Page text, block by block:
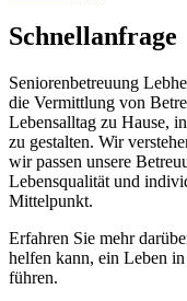
Schnell­anfrage
Seniorenbetreuung
die Vermittlung von
Lebensalltag zu Hause,
zu gestalten. Wir
wir passen unsere
Lebensqualität und
Mittelpunkt.
Erfahren Sie mehr
helfen kann, ein Leben
führen.